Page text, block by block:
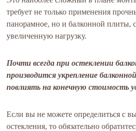
требует не только применения
панорамное, но и балконной плиты,
увеличенную нагрузку.
Почти всегда при остеклении
производится укрепление
повлиять на конечную стоимость
Если вы не можете определиться с
остекления, то обязательно